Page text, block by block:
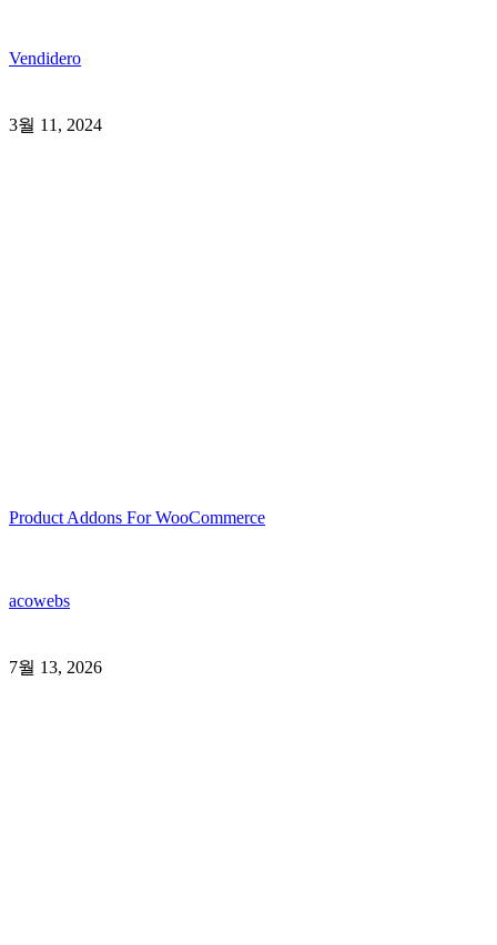
Vendidero
3월 11, 2024
Product Addons For WooCommerce
acowebs
7월 13, 2026